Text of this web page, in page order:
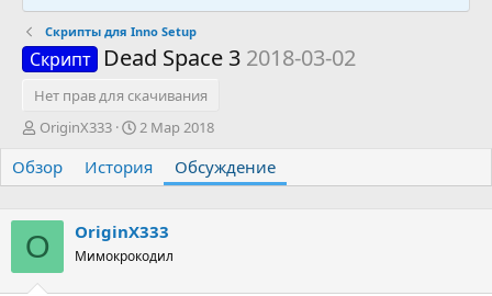
Скрипты для Inno Setup
Скрипт Dead Space 3 2018-03-02
Нет прав для скачивания
А
т
о
т
е
ы
OriginX333
Д
т
а
а
а
2 Мар 2018
Обзор История Обсуждение
O OriginX333
Мимокрокодил